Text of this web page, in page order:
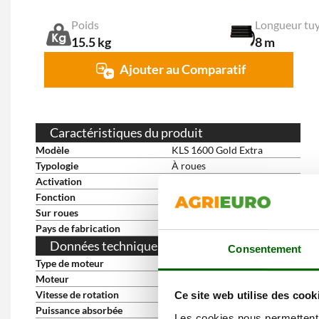
Consentement
Ce site web utilise des
Poids
15.5 kg
Longueur
8 m
Ajouter au Comparatif
Caractéristiques du produit
Modèle
KLS 1600 Gold Extra
Typologie
À roues
Activation
Fonction
À eau froide
Sur roues
oui
Pays de fabrication
Chine
Données techniques du moteur
Type de moteur
Moteur
Vitesse de rotation
2800 RPM
Puissance absorbée